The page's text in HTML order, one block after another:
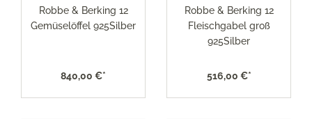
Robbe & Berking 12
Gemüselöffel 925Silber
840,00 €*
Robbe & Berking 12
Fleischgabel groß
925Silber
516,00 €*